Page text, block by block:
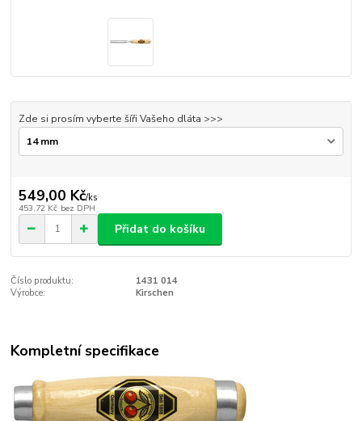
Zde si prosím vyberte šíři Vašeho dláta >>>
549,00 Kč/ks
453,72 Kč bez DPH
Přidat do košíku
Číslo produktu:
1431 014
Výrobce:
Kirschen
Kompletní specifikace